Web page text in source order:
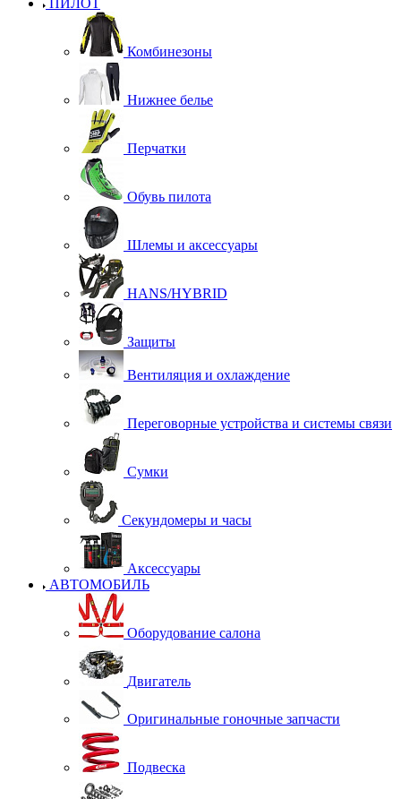
Комбинезоны
Нижнее белье
Перчатки
Обувь пилота
Шлемы и аксессуары
HANS/HYBRID
Защиты
Вентиляция и охлаждение
Переговорные устройства и системы связи
Сумки
Секундомеры и часы
Аксессуары
АВТОМОБИЛЬ
Оборудование салона
Двигатель
Оригинальные гоночные запчасти
Подвеска